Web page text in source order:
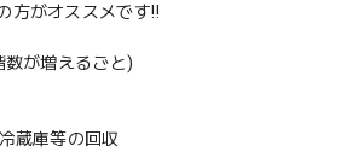
方がオススメです‼️
が増えるごと)
蔵庫等の回収